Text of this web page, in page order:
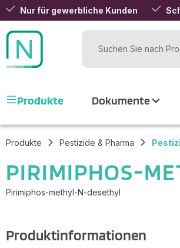
Hauptinhalt springen
Zur Suche springen
Zur Hauptnavigation springen
Nur für gewerbliche Kunden
Produkte Dokumente
Produkte Pestizide & Pharma
PIRIMIPHOS-
Pirimiphos-methyl-N-desethyl
Produktinformationen